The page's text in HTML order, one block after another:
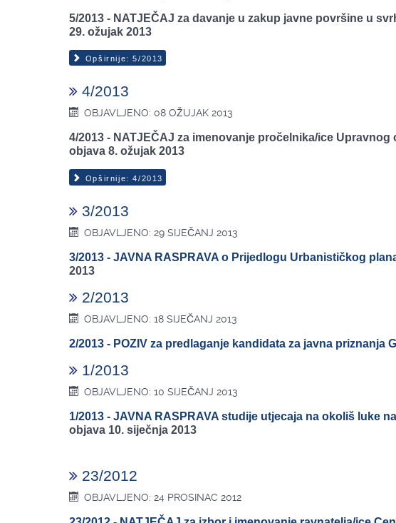
5/2013 - NATJEČAJ za davanje u zakup javne površine u
29. ožujak 2013
Opširnije: 5/2013
4/2013
OBJAVLJENO: 08 OŽUJAK 2013
4/2013 - NATJEČAJ za imenovanje pročelnika/ice
objava 8. ožujak 2013
Opširnije: 4/2013
3/2013
OBJAVLJENO: 29 SIJEČANJ 2013
3/2013 - JAVNA RASPRAVA o Prijedlogu Urbanističkog
2013
2/2013
OBJAVLJENO: 18 SIJEČANJ 2013
2/2013 - POZIV za predlaganje kandidata za javna priznanja
1/2013
OBJAVLJENO: 10 SIJEČANJ 2013
1/2013 - JAVNA RASPRAVA studije utjecaja na okoliš luke
objava 10. siječnja 2013
23/2012
OBJAVLJENO: 24 PROSINAC 2012